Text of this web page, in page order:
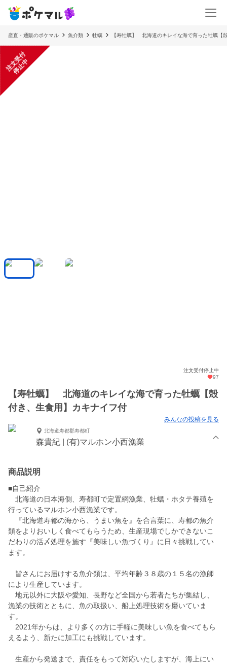
産直・通販のポケマル 魚介類 牡蠣 【寿牡蠣】 北海道のキレイな海で育った牡蠣【
注
文
受
付
停
止
中
注文受付停止中
97
【寿牡蠣】 北海道のキレイな海で育った牡蠣【殻
付き、生食用】カキナイフ付
みんなの投稿を見る
北海道寿都郡寿都町
森貴紀 | (有)マルホン小西漁業
商品説明
■自己紹介
北海道の日本海側、寿都町で定置網漁業、牡蠣・ホタテ養殖を
行っているマルホン小西漁業です。
『北海道寿都の海から、うまい魚を』を合言葉に、寿都の魚介
類をよりおいしく食べてもらうため、生産現場でしかできないこ
だわりの活〆処理を施す『美味しい魚づくり』に日々挑戦してい
ます。
皆さんにお届けする魚介類は、平均年齢３８歳の１５名の漁師
により生産しています。
地元以外に大阪や愛知、長野など全国から若者たちが集結し、
漁業の技術とともに、魚の取扱い、船上処理技術を磨いていま
す。
2021年からは、より多くの方に手軽に美味しい魚を食べてもら
えるよう、新たに加工にも挑戦しています。
生産から発送まで、責任をもって対応いたしますが、海上にい